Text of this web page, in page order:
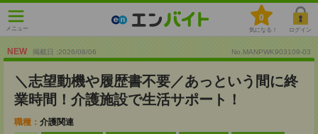
メニュー
0
気になる！ ログイン
NEW 掲載日 :2026/08/06 No.MANPWK903109-03
＼志望動機や履歴書不要／あっという間に終
業時間！介護施設で生活サポート！
職種： 介護関連